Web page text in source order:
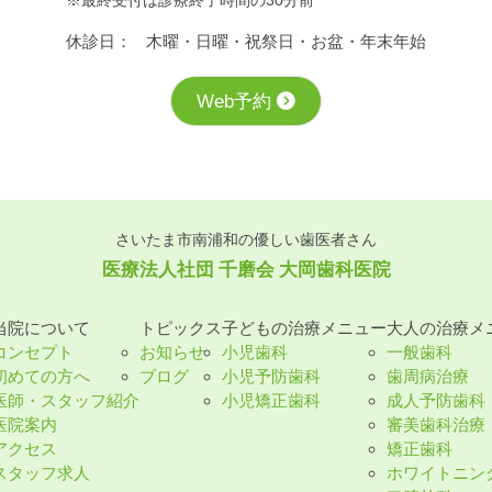
休診日： ⽊曜・⽇曜・祝祭⽇・お盆・年末年始
Web予約
さいたま市南浦和の優しい歯医者さん
医療法⼈社団 千磨会 ⼤岡⻭科医院
院について
ンセプト
めての⽅へ
師・スタッフ紹介
院案内
クセス
タッフ求⼈
トピックス
お知らせ
ブログ
⼦どもの治療メニュー
小児歯科
小児予防歯科
小児矯正歯科
⼤⼈の治療メ
一般歯科
歯周病治療
成人予防歯科
審美歯科治療
矯正歯科
ホワイトニン